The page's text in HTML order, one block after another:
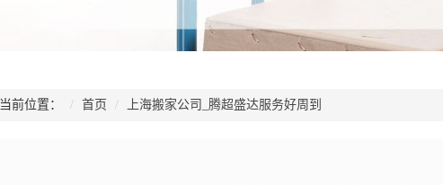
当前位置： 首页 上海搬家公司_腾超盛达服务好周到